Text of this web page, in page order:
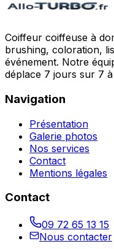
Coiffeur coiffeuse à
brushing, coloration,
événement. Notre
déplace 7 jours sur 7
Navigation
Présentation
Galerie photos
Nos services
Contact
Mentions légales
Contact
09 72 65 13 15
Nous contacter